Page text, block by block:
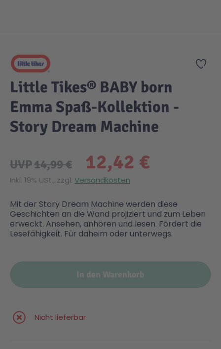
Sicherheit
Krimi / Thriller
Liebesromane
Sachbücher / Wissen
Kuscheltiere
Puppen & Puppenzubehör
Puzzle & Legespiele
Elektronische Spielwaren
Kreativ
DC Comics™ Super Heroes
Disney
DUPLO®
Jurassic World™
Harry Potter™
Minecraft™
Minifiguren
Country
Fairies
Family Fun
Fun Stars
Heroes
NOVELMORE
Sports Action
Zur
Little Tikes® BABY born
Emma Spaß-Kollektion -
Story Dream Machine
12,42 €
UVP14,99 €
Inkl. 19% USt., zzgl. Versandkosten
Mit der Story Dream Machine werden diese
Geschichten an die Wand projiziert und zum Leben
erweckt. Ansehen, anhören und lesen. Fördert die
Lesefähigkeit. Für daheim oder unterwegs.
In den Warenkorb
Nicht lieferbar